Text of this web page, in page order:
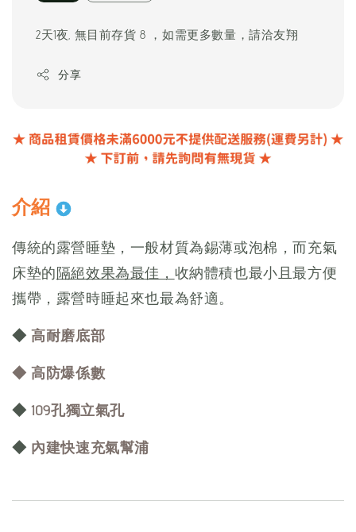
2天1夜, 無目前存貨 8 ，如需更多數量，請洽友翔
分享
介紹
傳統的露營睡墊，一般材質為錫薄或泡棉，而充氣
床墊的隔絕效果為最佳， 收納體積也最小且最方便
攜帶，露營時睡起來也最為舒適。
◆ 高耐磨底部
◆ 高防爆係數
◆109孔獨立氣孔
◆ 內建快速充氣幫浦